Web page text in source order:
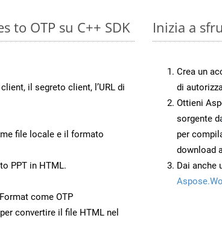
to OTP su C++ SDK
il segreto client, l’URL di
file locale e il formato
PPT in HTML.
come OTP
per convertire il file HTML nel
Inizia a
Crea un
di
Ottieni
sorgente
per
download
Dai anche